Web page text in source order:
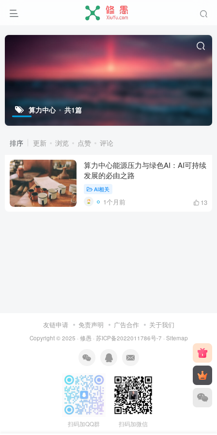
算力中心 共1篇
排序 更新 浏览 点赞 评论
算力中心能源压力与绿色AI：AI可持续
发展的必由之路
AI相关
1个月前 13
友链申请 免责声明 广告合作 关于我们
Copyright © 2025 · 修愚 · 苏ICP备2022011786号-7 · Sitemap
扫码加QQ群 扫码加微信